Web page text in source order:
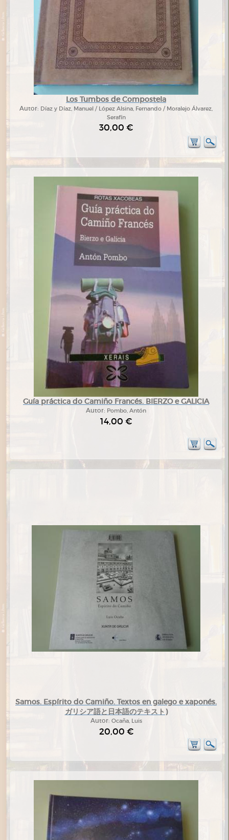
Los Tumbos de Compostela
Autor: Díaz y Díaz, Manuel / López Alsina, Fernando / Moralejo Álvarez,
Serafín
30,00 €
Guía práctica do Camiño Francés. BIERZO e GALICIA
Autor: Pombo, Antón
14,00 €
Samos. Espírito do Camiño. Textos en galego e xaponés.
ガリシア語と日本語のテキスト)
Autor: Ocaña, Luis
20,00 €